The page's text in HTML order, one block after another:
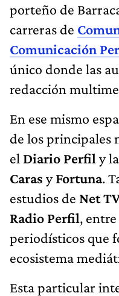
porteño de
carreras de
Comunicación
único donde las
redacción
En ese mismo
de los principales
el Diario Perfil y
Caras yFortuna.
estudios de Net
Radio Perfil,
periodísticos que
ecosistema
Esta particular